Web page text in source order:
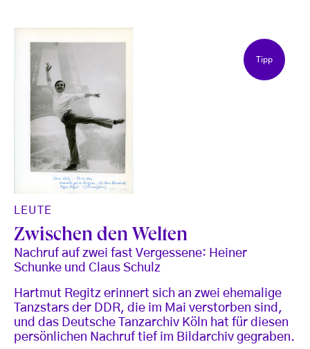
Tipp
LEUTE
Zwischen den Welten
Nachruf auf zwei fast Vergessene: Heiner
Schunke und Claus Schulz
Hartmut Regitz erinnert sich an zwei ehemalige
Tanzstars der DDR, die im Mai verstorben sind,
und das Deutsche Tanzarchiv Köln hat für diesen
persönlichen Nachruf tief im Bildarchiv gegraben.